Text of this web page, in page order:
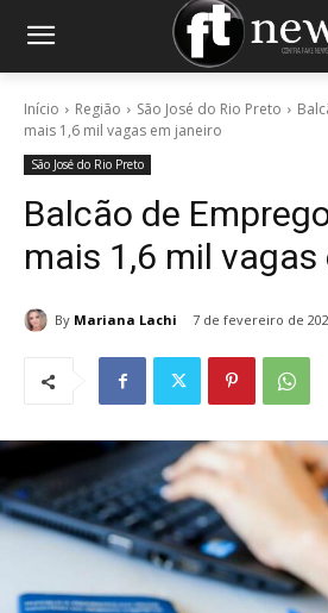
Início Região São José do Rio Preto
mais 1,6 mil vagas em janeiro
São José do Rio Preto
Balcão de
mais 1,6 mil
By Mariana Lachi 7 de fevereiro de